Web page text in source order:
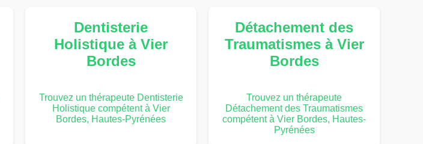
Dentisterie
Holistique à Vier
Bordes
Trouvez un thérapeute Dentisterie
Holistique compétent à Vier
Bordes, Hautes-Pyrénées
Détachement des
Traumatismes à Vier
Bordes
Trouvez un thérapeute
Détachement des Traumatismes
compétent à Vier Bordes, Hautes-
Pyrénées